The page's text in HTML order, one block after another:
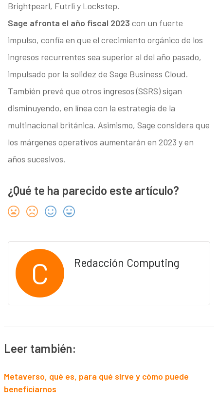
Brightpearl, Futrli y Lockstep.
Sage afronta el año fiscal 2023 con un fuerte
impulso, confía en que el crecimiento orgánico de los
ingresos recurrentes sea superior al del año pasado,
impulsado por la solidez de Sage Business Cloud.
También prevé que otros ingresos (SSRS) sigan
disminuyendo, en línea con la estrategia de la
multinacional británica. Asimismo, Sage considera que
los márgenes operativos aumentarán en 2023 y en
años sucesivos.
¿Qué te ha parecido este artículo?
C Redacción Computing
Leer también:
Metaverso, qué es, para qué sirve y cómo puede
beneficiarnos